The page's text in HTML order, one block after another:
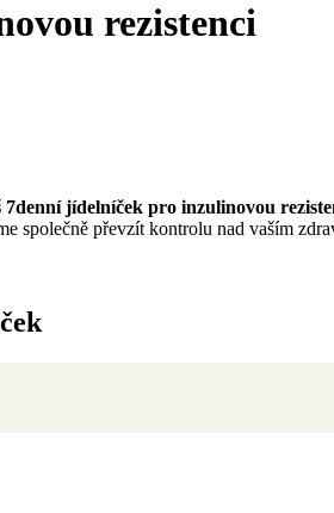
rezistenci
7denní jídelníček pro inzulinovou
společně převzít kontrolu nad vaším